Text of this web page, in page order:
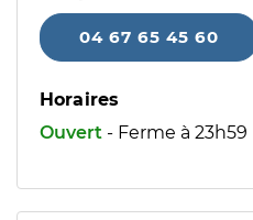
04 67 65 45 60
Horaires
Ouvert - Ferme à 23h59